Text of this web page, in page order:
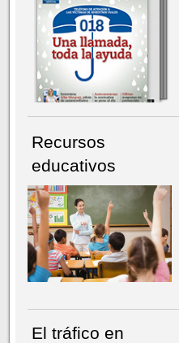
Recursos
educativos
El tráfico en